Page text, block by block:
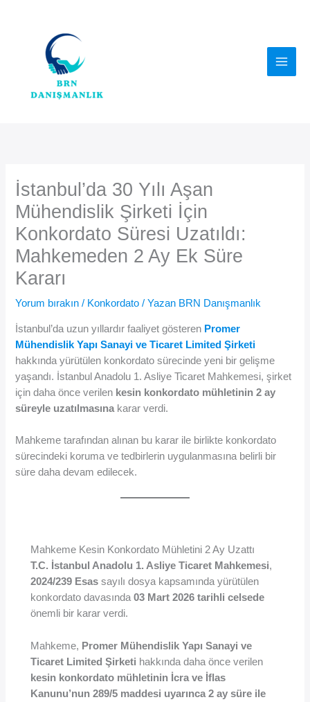
İstanbul’da 30 Yılı Aşan
Mühendislik Şirketi İçin
Konkordato Süresi Uzatıldı:
Mahkemeden 2 Ay Ek Süre
Kararı
Yorum bırakın / Konkordato / Yazan BRN Danışmanlık
İstanbul’da uzun yıllardır faaliyet gösteren Promer
Mühendislik Yapı Sanayi ve Ticaret Limited Şirketi
hakkında yürütülen konkordato sürecinde yeni bir gelişme
yaşandı. İstanbul Anadolu 1. Asliye Ticaret Mahkemesi, şirket
için daha önce verilen kesin konkordato mühletinin 2 ay
süreyle uzatılmasına karar verdi.
Mahkeme tarafından alınan bu karar ile birlikte konkordato
sürecindeki koruma ve tedbirlerin uygulanmasına belirli bir
süre daha devam edilecek.
Mahkeme Kesin Konkordato Mühletini 2 Ay Uzattı
T.C. İstanbul Anadolu 1. Asliye Ticaret Mahkemesi,
2024/239 Esas sayılı dosya kapsamında yürütülen
konkordato davasında03 Mart 2026 tarihli celsede
önemli bir karar verdi.
Mahkeme, Promer Mühendislik Yapı Sanayi ve
Ticaret Limited Şirketi hakkında daha önce verilen
kesin konkordato mühletinin İcra ve İflas
Kanunu’nun 289/5 maddesi uyarınca 2 ay süre ile